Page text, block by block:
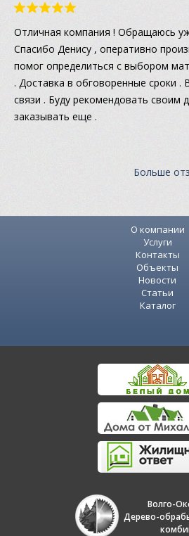
Отличная компания ! Обращаюсь
Спасибо Денису , оперативно
помог определиться с выбором
. Доставка в обговоренные сроки .
связи . Буду рекомендовать своим
заказывать еще .
Больше
О компании
Услуги
Контакты
Объекты
Новости
Статьи
Каталог
Волго-
Дерево-